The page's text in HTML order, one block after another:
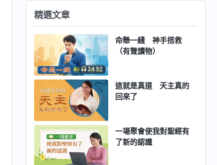
精選文章
24:52
命懸一綫 神手搭救
（有聲讀物）
這就是真道 天主真的
回來了
一場聚會使我對聖經有
了新的認識